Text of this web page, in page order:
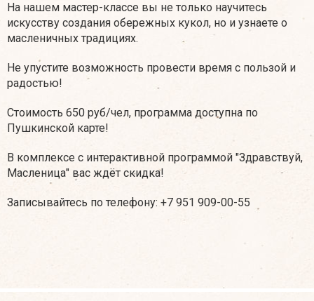
На нашем мастер-классе вы не только научитесь
искусству создания обережных кукол, но и узнаете о
масленичных традициях.
Не упустите возможность провести время с пользой и
радостью!
Стоимость 650 руб/чел, программа доступна по
Пушкинской карте!
В комплексе с интерактивной программой "Здравствуй,
Масленица" вас ждёт скидка!
Записывайтесь по телефону: +7 951 909-00-55